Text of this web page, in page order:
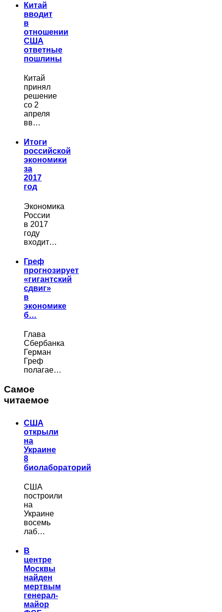
Китай
вводит
в
отношении
США
ответные
пошлины
Китай
принял
решение
со 2
апреля
вв…
Итоги
российской
экономики
за
2017
год
Экономика
России
в 2017
году
входит…
Греф
прогнозирует
«гигантский
сдвиг»
в
экономике
б…
Глава
Сбербанка
Герман
Греф
полагае…
Самое
читаемое
США
открыли
на
Украине
8
биолабораторий
США
построили
на
Украине
восемь
лаб…
В
центре
Москвы
найден
мертвым
генерал-
майор